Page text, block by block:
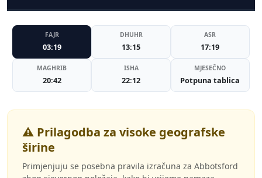
FAJR
03:19
DHUHR
13:15
ASR
17:19
MAGHRIB
20:42
ISHA
22:12
MJESEČNO
Potpuna tablica
⚠️ Prilagodba za visoke geografske
širine
Primjenjuju se posebna pravila izračuna za Abbotsford